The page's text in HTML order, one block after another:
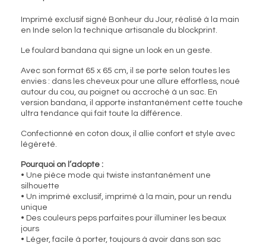
Imprimé exclusif signé Bonheur du Jour, réalisé à la main
en Inde selon la technique artisanale du blockprint.
Le foulard bandana qui signe un look en un geste.
Avec son format 65 x 65 cm, il se porte selon toutes les
envies : dans les cheveux pour une allure effortless, noué
autour du cou, au poignet ou accroché à un sac. En
version bandana, il apporte instantanément cette touche
ultra tendance qui fait toute la différence.
Confectionné en coton doux, il allie confort et style avec
légèreté.
Pourquoi on l’adopte :
• Une pièce mode qui twiste instantanément une
silhouette
• Un imprimé exclusif, imprimé à la main, pour un rendu
unique
• Des couleurs peps parfaites pour illuminer les beaux
jours
• Léger, facile à porter, toujours à avoir dans son sac